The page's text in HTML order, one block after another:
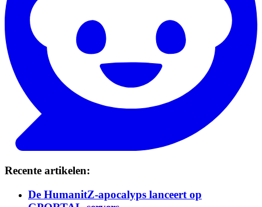
Recente artikelen:
De HumanitZ-apocalyps lanceert op